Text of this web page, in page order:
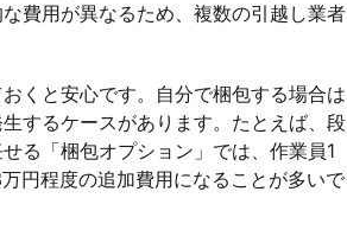
費用が異なるため、複数の引越し業者
くと安心です。自分で梱包する場合は
するケースがあります。たとえば、段
る「梱包オプション」では、作業員1
円程度の追加費用になることが多いで